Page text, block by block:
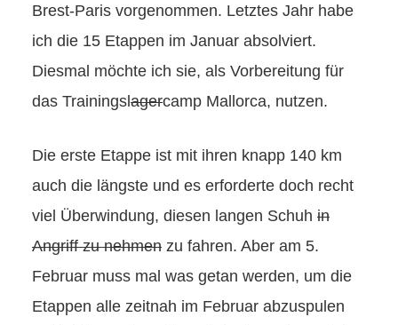
Brest-Paris vorgenommen. Letztes Jahr habe
ich die 15 Etappen im Januar absolviert.
Diesmal möchte ich sie, als Vorbereitung für
das Trainingslagercamp Mallorca, nutzen.
Die erste Etappe ist mit ihren knapp 140 km
auch die längste und es erforderte doch recht
viel Überwindung, diesen langen Schuh in
Angriff zu nehmen zu fahren. Aber am 5.
Februar muss mal was getan werden, um die
Etappen alle zeitnah im Februar abzuspulen